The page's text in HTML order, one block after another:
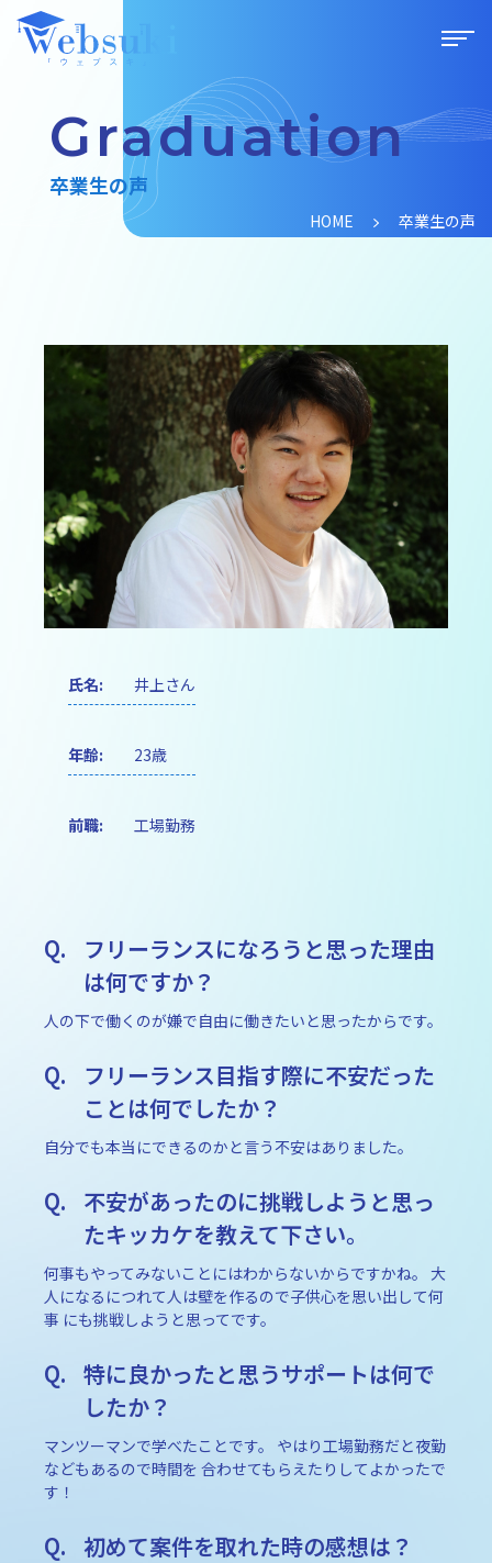
ウェブスキについて
学習プラン
卒業生の声
ニュース
無料レクチャー
Graduation
卒業生の声
HOME 卒業生の声
氏名: 井上さん
年齢: 23歳
前職: 工場勤務
フリーランスになろうと思った理由
は何ですか？
人の下で働くのが嫌で自由に働きたいと思ったからです。
フリーランス目指す際に不安だった
ことは何でしたか？
自分でも本当にできるのかと言う不安はありました。
不安があったのに挑戦しようと思っ
たキッカケを教えて下さい。
何事もやってみないことにはわからないからですかね。 大
人になるにつれて人は壁を作るので子供心を思い出して何
事 にも挑戦しようと思ってです。
特に良かったと思うサポートは何で
したか？
マンツーマンで学べたことです。 やはり工場勤務だと夜勤
などもあるので時間を 合わせてもらえたりしてよかったで
す！
初めて案件を取れた時の感想は？